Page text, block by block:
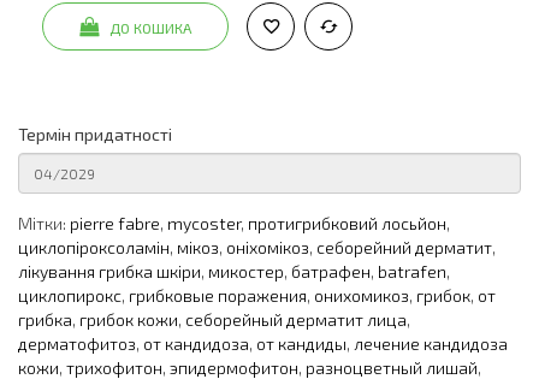
ДО КОШИКА
Термін придатності
Мітки: pierre fabre, mycoster, протигрибковий лосьйон,
циклопіроксоламін, мікоз, оніхомікоз, себорейний дерматит,
лікування грибка шкіри, микостер, батрафен, batrafen,
циклопирокс, грибковые поражения, онихомикоз, грибок, от
грибка, грибок кожи, себорейный дерматит лица,
дерматофитоз, от кандидоза, от кандиды, лечение кандидоза
кожи, трихофитон, эпидермофитон, разноцветный лишай,